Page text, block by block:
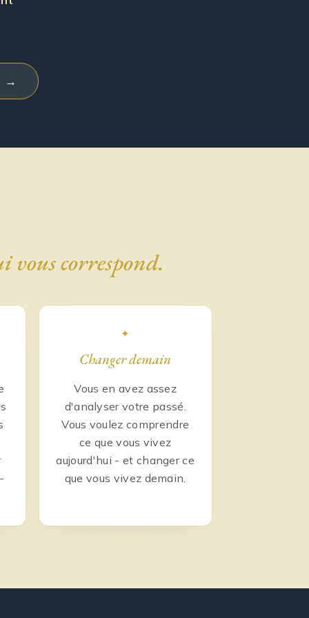
→
vous correspond.
✦
Changer demain
Vous en avez assez
d'analyser votre passé.
Vous voulez comprendre
ce que vous vivez
aujourd'hui - et changer ce
que vous vivez demain.